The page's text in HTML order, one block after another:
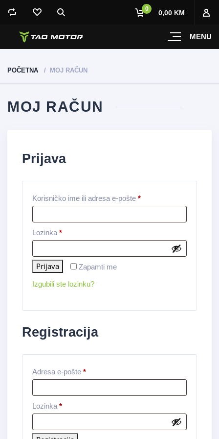
MENU
0 0,00 KM
POČETNA MOJ RAČUN
MOJ RAČUN
Prijava
Korisničko ime ili adresa e-pošte *
Lozinka *
Zapamti me
Prijava
Izgubili ste lozinku?
Registracija
Adresa e-pošte *
Lozinka *